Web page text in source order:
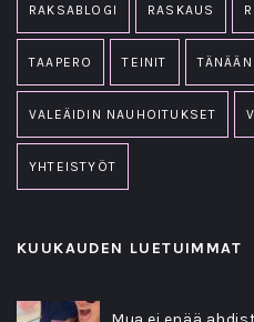
RAKSABLOGI RASKAUS
TAAPERO TEINIT
VALEÄIDIN NAUHOITUKSET
YHTEISTYÖT
KUUKAUDEN LUETUIMMAT